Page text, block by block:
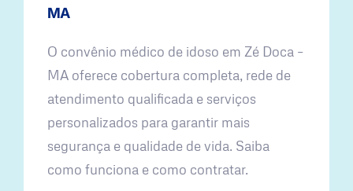
MA
O convênio médico de idoso em Zé Doca –
MA oferece cobertura completa, rede de
atendimento qualificada e serviços
personalizados para garantir mais
segurança e qualidade de vida. Saiba
como funciona e como contratar.